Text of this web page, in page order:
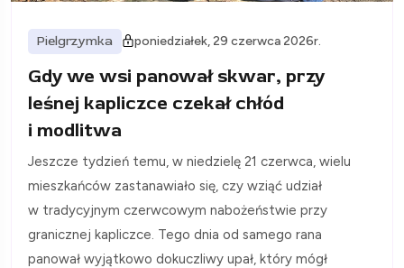
Pielgrzymka poniedziałek, 29 czerwca 2026r.
Gdy we wsi panował skwar, przy
leśnej kapliczce czekał chłód
i modlitwa
Jeszcze tydzień temu, w niedzielę 21 czerwca, wielu
mieszkańców zastanawiało się, czy wziąć udział
w tradycyjnym czerwcowym nabożeństwie przy
granicznej kapliczce. Tego dnia od samego rana
panował wyjątkowo dokuczliwy upał, który mógł